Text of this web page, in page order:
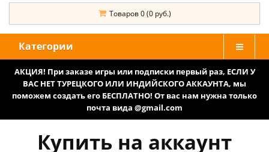
Товаров 0 (0 руб.)
Категории
АКЦИЯ! При заказе игры или подписки первый раз, ЕСЛИ У
ВАС НЕТ ТУРЕЦКОГО ИЛИ ИНДИЙСКОГО АККАУНТА, мы
поможем создать его БЕСПЛАТНО! От вас нам нужна только
почта вида @gmail.com
Купить на аккаунт